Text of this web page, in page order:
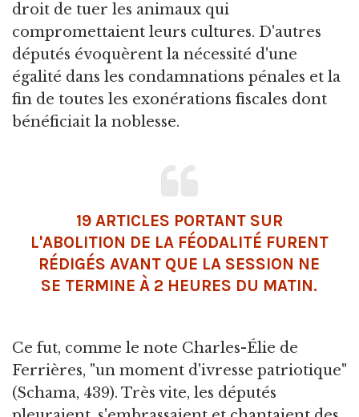
droit de tuer les animaux qui
compromettaient leurs cultures. D'autres
députés évoquèrent la nécessité d'une
égalité dans les condamnations pénales et la
fin de toutes les exonérations fiscales dont
bénéficiait la noblesse.
19 ARTICLES PORTANT SUR
L'ABOLITION DE LA FÉODALITÉ FURENT
RÉDIGÉS AVANT QUE LA SESSION NE
SE TERMINE À 2 HEURES DU MATIN.
Ce fut, comme le note Charles-Élie de
Ferrières, "un moment d'ivresse patriotique"
(Schama, 439). Très vite, les députés